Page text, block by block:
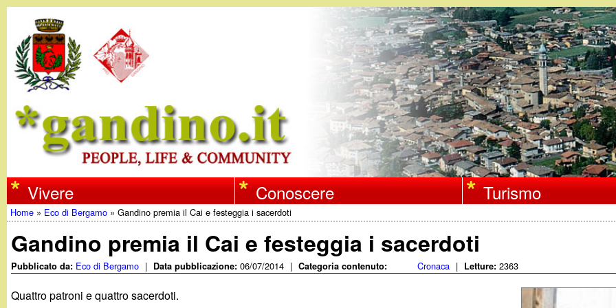
Salta
al
contenuto
principale
w
w
w
.
Vivere Conoscere Turismo
Tu
sei
Home » Eco di Bergamo »Gandino premia il Cai e festeggia i sacerdoti
Gandino premia il Cai e festeggia i sacerdoti
Pubblicato da: Eco di Bergamo | Data pubblicazione:06/07/2014 | Categoria contenuto: Cronaca | Letture:2363
Quattro patroni e quattro sacerdoti.